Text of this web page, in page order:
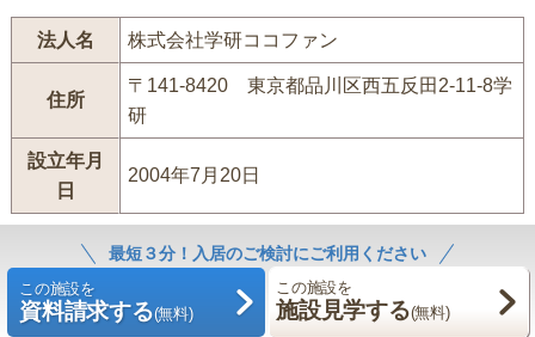
法人名 株式会社学研ココファン
住所
〒141-8420 東京都品川区西五反田2-11-8学
研
設立年月
日
2004年7月20日
最短３分！入居のご検討にご利用ください
この施設を
資料請求する(無料)
この施設を
施設見学する(無料)